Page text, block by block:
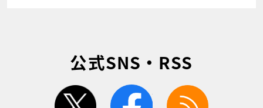
公式SNS・RSS
twitter facebook